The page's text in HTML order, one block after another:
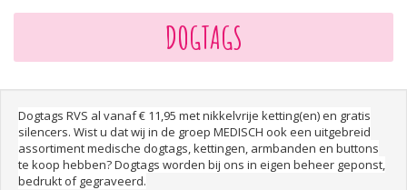
DOGTAGS
Dogtags RVS al vanaf € 11,95 met nikkelvrije ketting(en) en gratis
silencers. Wist u dat wij in de groep MEDISCH ook een uitgebreid
assortiment medische dogtags, kettingen, armbanden en buttons
te koop hebben? Dogtags worden bij ons in eigen beheer geponst,
bedrukt of gegraveerd.